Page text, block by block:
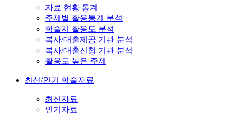
자료 현황 통계
주제별 활용통계 분석
학술지 활용도 분석
복사/대출제공 기관 분석
복사/대출신청 기관 분석
활용도 높은 주제
최신/인기 학술자료
최신자료
인기자료